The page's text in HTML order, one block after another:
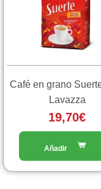
Café en grano
Lavazza
19,70€